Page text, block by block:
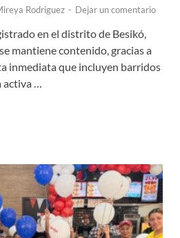
Rodriguez - Dejar un comentario
en el distrito de Besikó,
mantiene contenido, gracias a
inmediata que incluyen barridos
activa …